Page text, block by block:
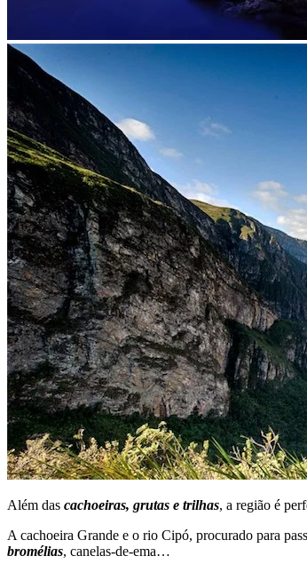
Além das cachoeiras, grutas e trilhas, a região é
A cachoeira Grande e o rio Cipó, procurado para
bromélias, canelas-de-ema…